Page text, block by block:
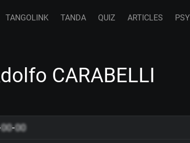
TANGOLINK TANDA QUIZ ARTICLES PSY
CARABELLI
00-00